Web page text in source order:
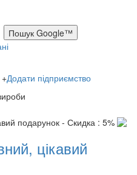
+Додати підприємство
цікавий